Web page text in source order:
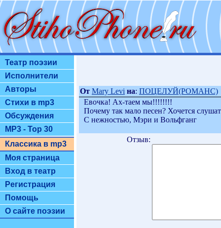
Театр поэзии
Исполнители
Авторы
Стихи в mp3
Обсуждения
MP3 - Top 30
Классика в mp3
Моя страница
Вход в театр
Регистрация
Помощь
О сайте поэзии
От Mary Levi на: ПОЦЕЛУЙ(РОМАНС)
Евочка! Ах-таем мы!!!!!!!!
Почему так мало песен? Хочется
С нежностью, Мэри и Вольфганг
Отзыв: